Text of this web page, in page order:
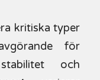
kritiska typer
för
och